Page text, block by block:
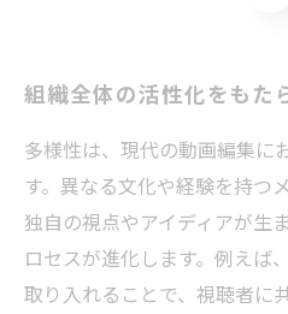
組織全体の活性化をもた
多様性は、現代の動画編集に
す。異なる文化や経験を持つ
独自の視点やアイディアが生
ロセスが進化します。例えば
取り入れることで、視聴者に